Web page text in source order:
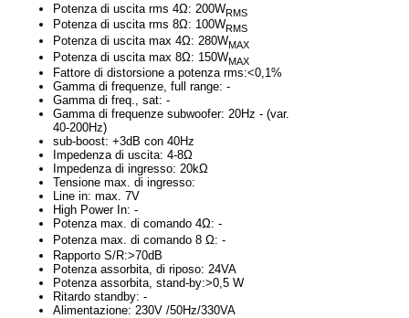
Potenza di uscita rms 4Ω: 200WRMS
Potenza di uscita rms 8Ω: 100WRMS
Potenza di uscita max 4Ω: 280WMAX
Potenza di uscita max 8Ω: 150WMAX
Fattore di distorsione a potenza rms:<0,1%
Gamma di frequenze, full range: -
Gamma di freq., sat: -
Gamma di frequenze subwoofer: 20Hz - (var.
40-200Hz)
sub-boost: +3dB con 40Hz
Impedenza di uscita: 4-8Ω
Impedenza di ingresso: 20kΩ
Tensione max. di ingresso:
Line in: max. 7V
High Power In: -
Potenza max. di comando 4Ω: -
Potenza max. di comando 8 Ω: -
Rapporto S/R:>70dB
Potenza assorbita, di riposo: 24VA
Potenza assorbita, stand-by:>0,5 W
Ritardo standby: -
Alimentazione: 230V /50Hz/330VA